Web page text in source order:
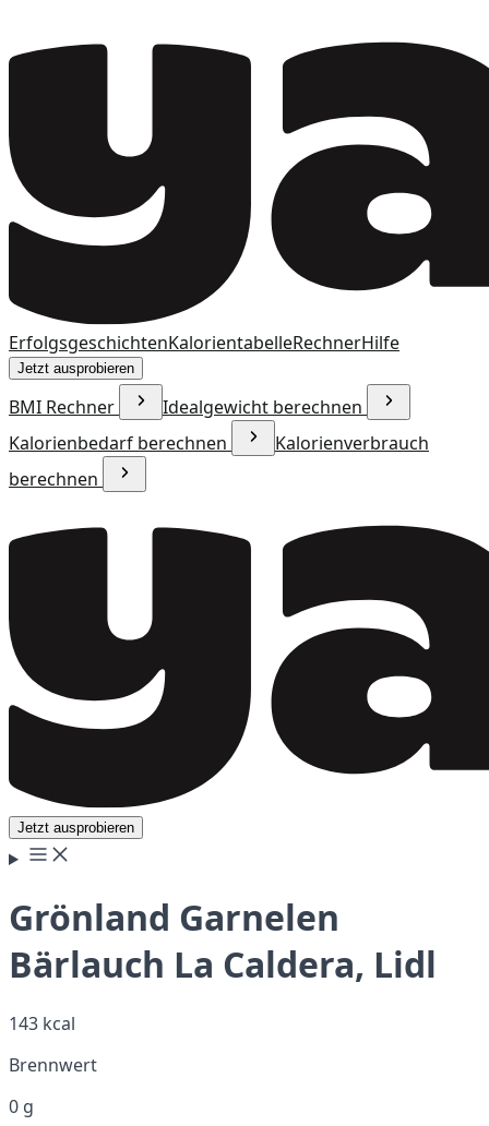
ErfolgsgeschichtenKalorientabelleRechnerHilfe
Jetzt ausprobieren
BMI Rechner
Idealgewicht berechnen
Kalorienbedarf berechnen
Kalorienverbrauch
berechnen
Jetzt ausprobieren
Grönland Garnelen
Bärlauch La Caldera, Lidl
143 kcal
Brennwert
0 g